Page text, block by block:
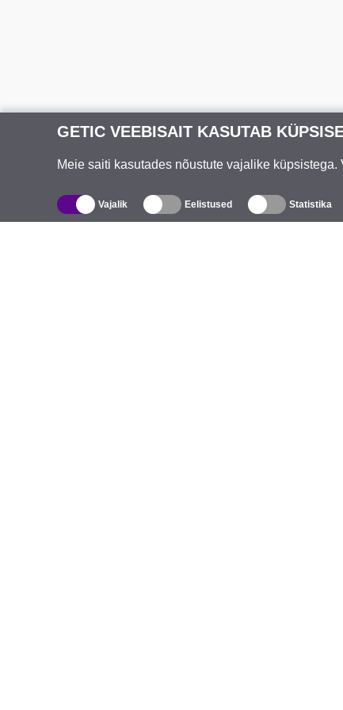
GETIC VEEBISAIT KASUTAB
Meie saiti kasutades nõustute vajalike
Vajalik Eelistused Statistika